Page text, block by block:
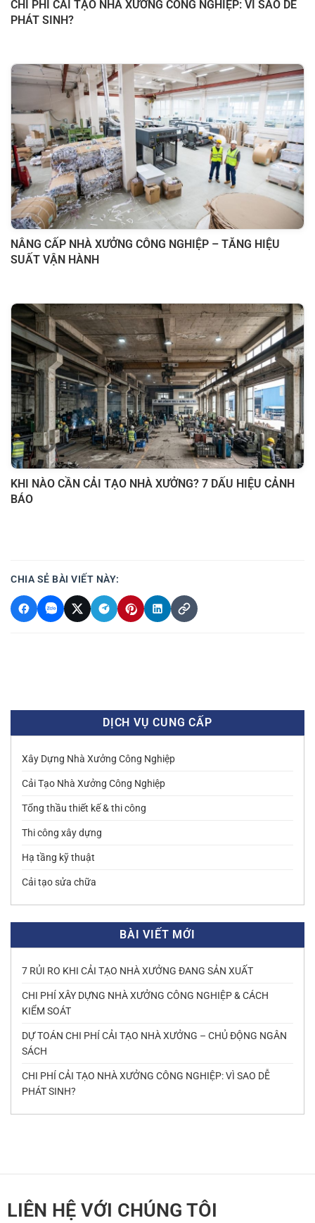
CHI PHÍ CẢI TẠO NHÀ XƯỞNG CÔNG NGHIỆP: VÌ SAO DỄ
PHÁT SINH?
NÂNG CẤP NHÀ XƯỞNG CÔNG NGHIỆP – TĂNG HIỆU
SUẤT VẬN HÀNH
KHI NÀO CẦN CẢI TẠO NHÀ XƯỞNG? 7 DẤU HIỆU CẢNH
BÁO
CHIA SẺ BÀI VIẾT NÀY:
DỊCH VỤ CUNG CẤP
Xây Dựng Nhà Xưởng Công Nghiệp
Cải Tạo Nhà Xưởng Công Nghiệp
Tổng thầu thiết kế & thi công
Thi công xây dựng
Hạ tầng kỹ thuật
Cải tạo sửa chữa
BÀI VIẾT MỚI
7 RỦI RO KHI CẢI TẠO NHÀ XƯỞNG ĐANG SẢN XUẤT
CHI PHÍ XÂY DỰNG NHÀ XƯỞNG CÔNG NGHIỆP & CÁCH
KIỂM SOÁT
DỰ TOÁN CHI PHÍ CẢI TẠO NHÀ XƯỞNG – CHỦ ĐỘNG NGÂN
SÁCH
CHI PHÍ CẢI TẠO NHÀ XƯỞNG CÔNG NGHIỆP: VÌ SAO DỄ
PHÁT SINH?
LIÊN HỆ VỚI CHÚNG TÔI